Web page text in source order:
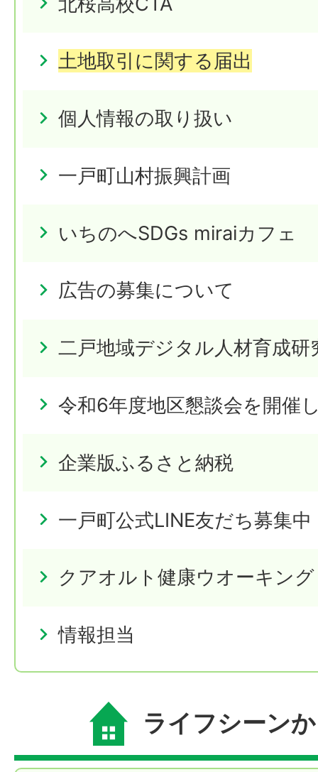
土地取引に関する届出
個人情報の取り扱い
一戸町山村振興計画
いちのへSDGs miraiカフェ
広告の募集について
二戸地域デジタル人材育成研
令和6年度地区懇談会を開催
企業版ふるさと納税
一戸町公式LINE友だち募集中
クアオルト健康ウオーキング
情報担当
ライフシーン